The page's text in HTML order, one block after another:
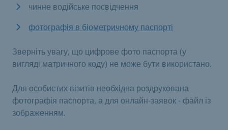
чинне водійське посвідчення
фотографія в біометричному паспорті
Зверніть увагу, що цифрове фото паспорта (у
вигляді матричного коду) не може бути використано.
Для особистих візитів необхідна роздрукована
фотографія паспорта, а для онлайн-заявок - файл із
зображенням.